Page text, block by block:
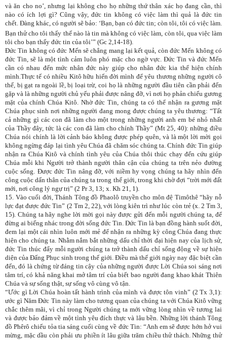
và ăn cho no’, nhưng lại không cho họ những thứ thân xác họ đang cần, thì
nào có ích lợi gì? Cũng vậy, đức tin không có việc làm thì quả là đức tin
chết. Đàng khác, có người sẽ bảo: ‘Bạn, bạn có đức tin; còn tôi, tôi có việc làm.
Bạn thử cho tôi thấy thế nào là tin mà không có việc làm, còn tôi, qua việc làm
tôi cho bạn thấy đức tin của tôi’” (Gc 2,14-18).
Đức Tin không có đức Mến sẽ chẳng mang lại kết quả, còn đức Mến không có
đức Tin, sẽ là một tình cảm luôn phó mặc cho ngờ vực. Đức Tin và đức Mến
cần có nhau đến mức nhân đức này giúp cho nhân đức kia thể hiện chính
mình.Thực tế có nhiều Kitô hữu hiến đời mình để yêu thương những người cô
thế, bị gạt ra ngoài lề, bị loại trừ, coi họ là những người đầu tiên cần phải đến
gặp và là những người chủ yếu phải được nâng đỡ, vì nơi họ phản chiếu gương
mặt của chính Chúa Kitô. Nhờ đức Tin, chúng ta có thể nhận ra gương mặt
Chúa phục sinh nơi những người đang mong được chúng ta yêu thương: “Tất
cả những gì các con đã làm cho một trong những người anh em bé nhỏ nhất
của Thầy đây, tức là các con đã làm cho chính Thầy” (Mt 25, 40): những điều
Chúa nói chính là lời cảnh báo không được phép quên, và là một lời mời gọi
không ngừng đáp lại tình yêu Chúa đã chăm sóc chúng ta. Chính đức Tin giúp
nhận ra Chúa Kitô và chính tình yêu của Chúa thôi thúc chạy đến cứu giúp
Chúa mỗi khi Người trở thành người thân cận của chúng ta trên nẻo đường
cuộc sống. Được đức Tin nâng đỡ, với niềm hy vọng chúng ta hãy nhìn đến
công cuộc dấn thân của chúng ta trong thế giới, trong khi chờ đợi “trời mới đất
mới, nơi công lý ngự trị” (2 Pr 3, 13; x. Kh 21, 1).
15. Vào cuối đời, Thánh Tông đồ Phaolô truyền cho môn đệ Timôthê “hãy nỗ
lực đạt được đức Tin” (2 Tm 2, 22), với lòng kiên trì như lúc còn trẻ (x. 2 Tm 3,
15). Chúng ta hãy nghe lời mời gọi này được gửi đến mỗi người chúng ta, để
đừng ai biếng nhác trong đời sống đức Tin. Đức Tin là bạn đồng hành suốt đời,
đem lại một cái nhìn luôn mới mẻ để nhận ra những kỳ công Chúa đang thực
hiện cho chúng ta. Nhằm nắm bắt những dấu chỉ thời đại hiện nay của lịch sử,
đức Tin thúc đẩy mỗi người chúng ta trở thành dấu chỉ sống động về sự hiện
diện của Đấng Phục sinh trong thế giới. Điều mà thế giới ngày nay đặc biệt cần
đến, đó là chứng từ đáng tin cậy của những người được Lời Chúa soi sáng nơi
tâm trí, có khả năng khai mở tâm trí của biết bao người đang khao khát Thiên
Chúa và sự sống thật, sự sống vô cùng vô tận.
“Ước gì Lời Chúa hoàn tất hành trình của mình và được tôn vinh” (2 Tx 3,1):
ước gì Năm Đức Tin này làm cho tương quan của chúng ta với Chúa Kitô vững
chắc thêm mãi, vì chỉ trong Người chúng ta mới vững lòng nhìn về tương lai
và được bảo đảm về một tình yêu đích thực và lâu bền. Những lời thánh Tông
đồ Phêrô chiếu tỏa tia sáng cuối cùng về đức Tin: “Anh em sẽ được hớn hở vui
mừng, mặc dầu còn phải ưu phiền ít lâu giữa trăm chiều thử thách. Những thử